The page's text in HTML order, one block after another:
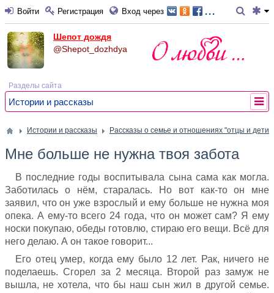
Войти Регистрация Вход через ...
Шепот дождя
@Shepot_dozhdya
Разделы сайта
Истории и рассказы
Истории и рассказы Рассказы о семье и отношениях "отцы и дети"
Мне больше не нужна твоя забота
В последние годы воспитывала сына сама как могла.
Заботилась о нём, старалась. Но вот как-то он мне
заявил, что он уже взрослый и ему больше не нужна моя
опека. А ему-то всего 24 года, что он может сам? Я ему
носки покупаю, обеды готовлю, стираю его вещи. Всё для
него делаю. А он такое говорит...
Его отец умер, когда ему было 12 лет. Рак, ничего не
поделаешь. Сгорел за 2 месяца. Второй раз замуж не
вышла, не хотела, что бы наш сын жил в другой семье.